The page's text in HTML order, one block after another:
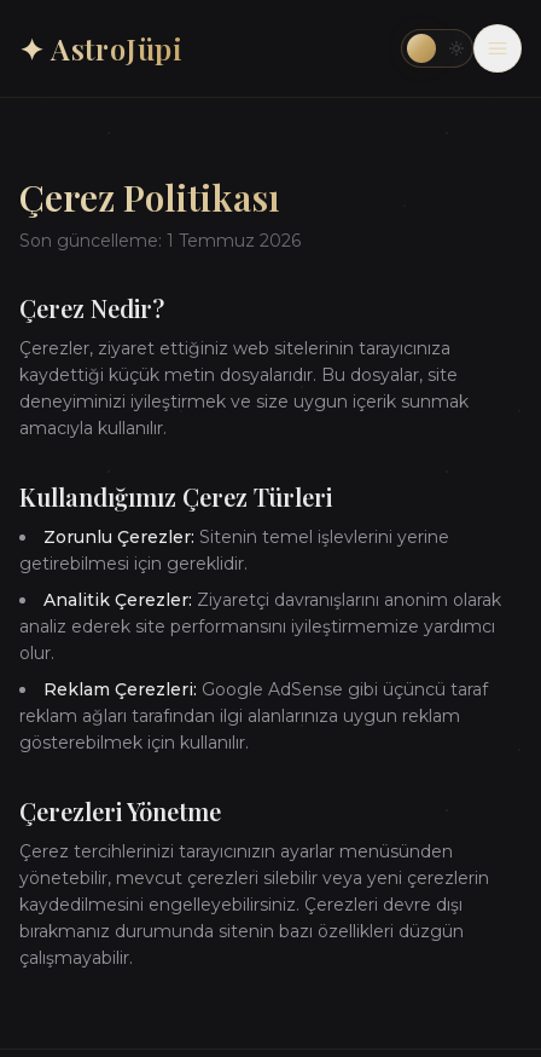
✦ AstroJüpi
Çerez Politikası
Son güncelleme: 1 Temmuz 2026
Çerez Nedir?
Çerezler, ziyaret ettiğiniz web sitelerinin tarayıcınıza
kaydettiği küçük metin dosyalarıdır. Bu dosyalar, site
deneyiminizi iyileştirmek ve size uygun içerik sunmak
amacıyla kullanılır.
Kullandığımız Çerez Türleri
Zorunlu Çerezler: Sitenin temel işlevlerini yerine
getirebilmesi için gereklidir.
Analitik Çerezler: Ziyaretçi davranışlarını anonim olarak
analiz ederek site performansını iyileştirmemize yardımcı
olur.
Reklam Çerezleri: Google AdSense gibi üçüncü taraf
reklam ağları tarafından ilgi alanlarınıza uygun reklam
gösterebilmek için kullanılır.
Çerezleri Yönetme
Çerez tercihlerinizi tarayıcınızın ayarlar menüsünden
yönetebilir, mevcut çerezleri silebilir veya yeni çerezlerin
kaydedilmesini engelleyebilirsiniz. Çerezleri devre dışı
bırakmanız durumunda sitenin bazı özellikleri düzgün
çalışmayabilir.